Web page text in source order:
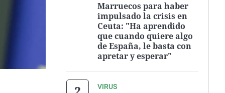
Marruecos para haber
impulsado la crisis en
Ceuta: "Ha aprendido
que cuando quiere algo
de España, le basta con
apretar y esperar"
VIRUS